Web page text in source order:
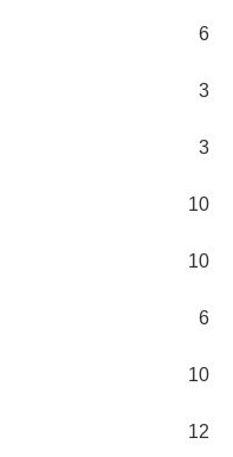
6
3
3
10
10
6
10
12